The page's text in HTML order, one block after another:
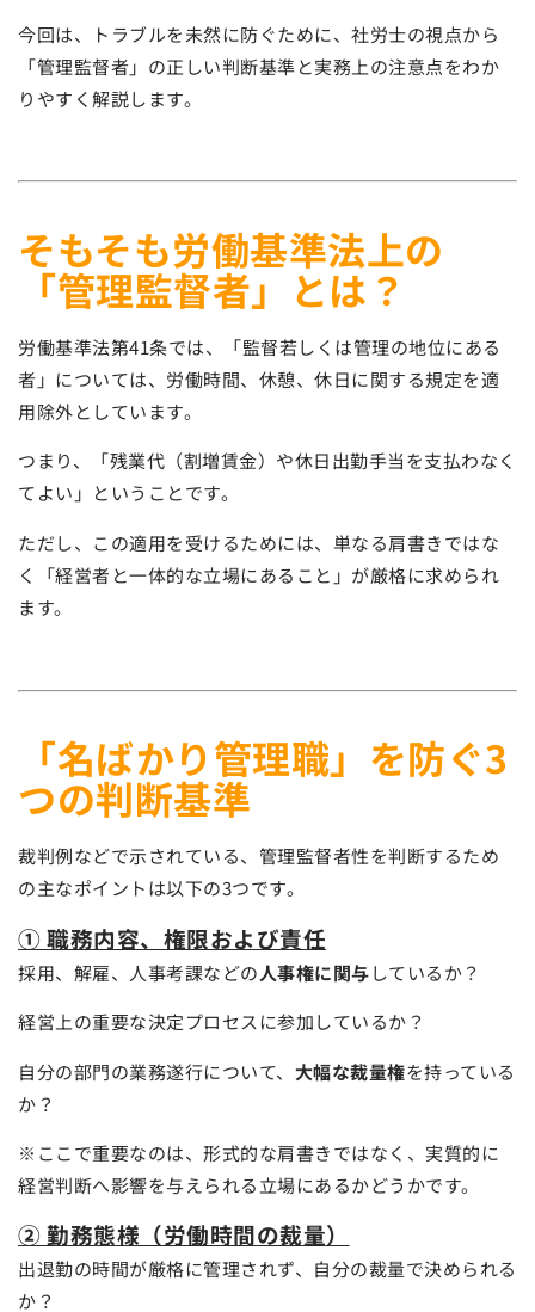
今回は、トラブルを未然に防ぐために、社労士の視点から
「管理監督者」の正しい判断基準と実務上の注意点をわか
りやすく解説します。
そもそも労働基準法上の
「管理監督者」とは？
労働基準法第41条では、「監督若しくは管理の地位にある
者」については、労働時間、休憩、休日に関する規定を適
用除外としています。
つまり、「残業代（割増賃金）や休日出勤手当を支払わなく
てよい」ということです。
ただし、この適用を受けるためには、単なる肩書きではな
く「経営者と一体的な立場にあること」が厳格に求められ
ます。
「名ばかり管理職」を防ぐ3
つの判断基準
裁判例などで示されている、管理監督者性を判断するため
の主なポイントは以下の3つです。
① 職務内容、権限および責任
採用、解雇、人事考課などの人事権に関与しているか？
経営上の重要な決定プロセスに参加しているか？
自分の部門の業務遂行について、 大幅な裁量権を持っている
か？
※ここで重要なのは、形式的な肩書きではなく、実質的に
経営判断へ影響を与えられる立場にあるかどうかです。
② 勤務態様（労働時間の裁量）
出退勤の時間が厳格に管理されず、自分の裁量で決められる
か？